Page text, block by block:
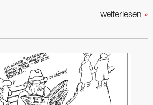
weiterlesen »